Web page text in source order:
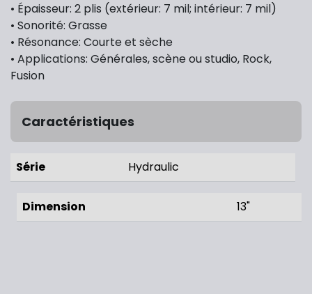
• Épaisseur: 2 plis (extérieur: 7 mil; intérieur: 7 mil)
• Sonorité: Grasse
• Résonance: Courte et sèche
• Applications: Générales, scène ou studio, Rock,
Fusion
Caractéristiques
Série Hydraulic
Dimension 13"